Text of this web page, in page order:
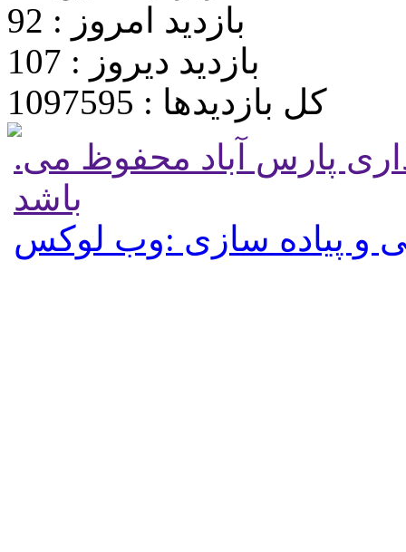
بازدید امروز : 92
بازدید دیروز : 107
کل بازدیدها : 1097595
.تمامی حقوق برای پایگاه شهرداری پارس آباد محفوظ می
باشد
و پیاده سازی :وب لوکس